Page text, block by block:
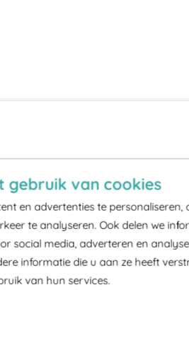
gebruik van cookies
en advertenties te
te analyseren. Ook delen we
social media, adverteren en
informatie die u aan ze heeft
van hun services.